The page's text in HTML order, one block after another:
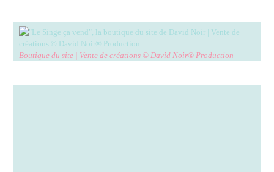
Boutique du site | Vente de créations © David Noir® Production